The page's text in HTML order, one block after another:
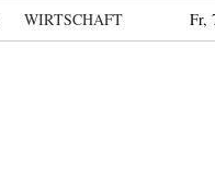
WIRTSCHAFT Fr,